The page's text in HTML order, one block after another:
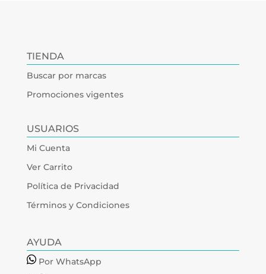
TIENDA
Buscar por marcas
Promociones vigentes
USUARIOS
Mi Cuenta
Ver Carrito
Política de Privacidad
Términos y Condiciones
AYUDA
Por WhatsApp